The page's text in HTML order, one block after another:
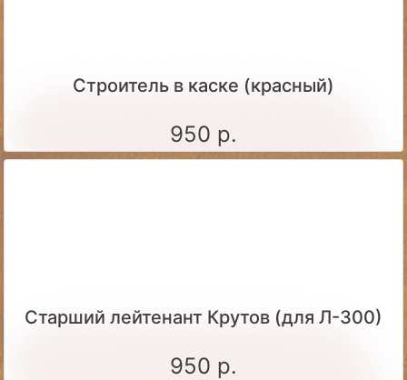
Строитель в каске (красный)
950 р.
Старший лейтенант Крутов (для Л-300)
950 р.